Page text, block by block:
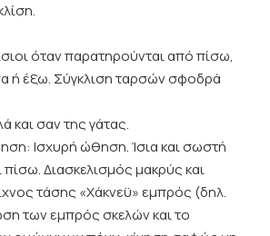
όταν παρατηρούνται από πίσω,
ή έξω. Σύγκλιση ταρσών σφοδρά
και σαν της γάτας.
Ισχυρή ώθηση. Ίσια και σωστή
Διασκελισμός μακρύς και
τάσης «Χάκνεϋ» εμπρός (δηλ.
των εμπρός σκελών και το